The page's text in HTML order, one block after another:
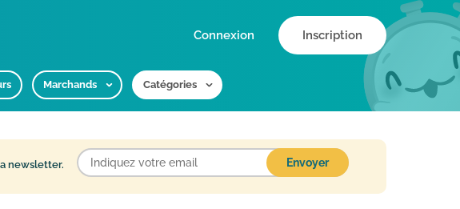
Connexion Inscription
Marchands Catégories
newsletter.